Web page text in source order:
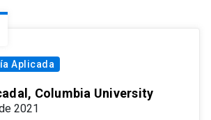
Aplicada
Columbia University
2021